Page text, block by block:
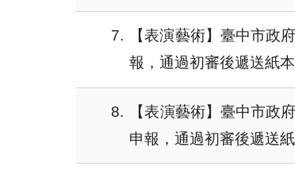
7
【表演藝術】臺中市政
報，通過初審後遞送紙
8
【表演藝術】臺中市政
申報，通過初審後遞送紙